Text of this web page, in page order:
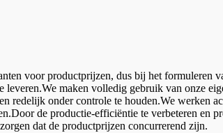
voor productprijzen, dus bij het formuleren
leveren.We maken volledig gebruik van onze
redelijk onder controle te houden.We werken
de productie-efficiëntie te verbeteren en
dat de productprijzen concurrerend zijn.